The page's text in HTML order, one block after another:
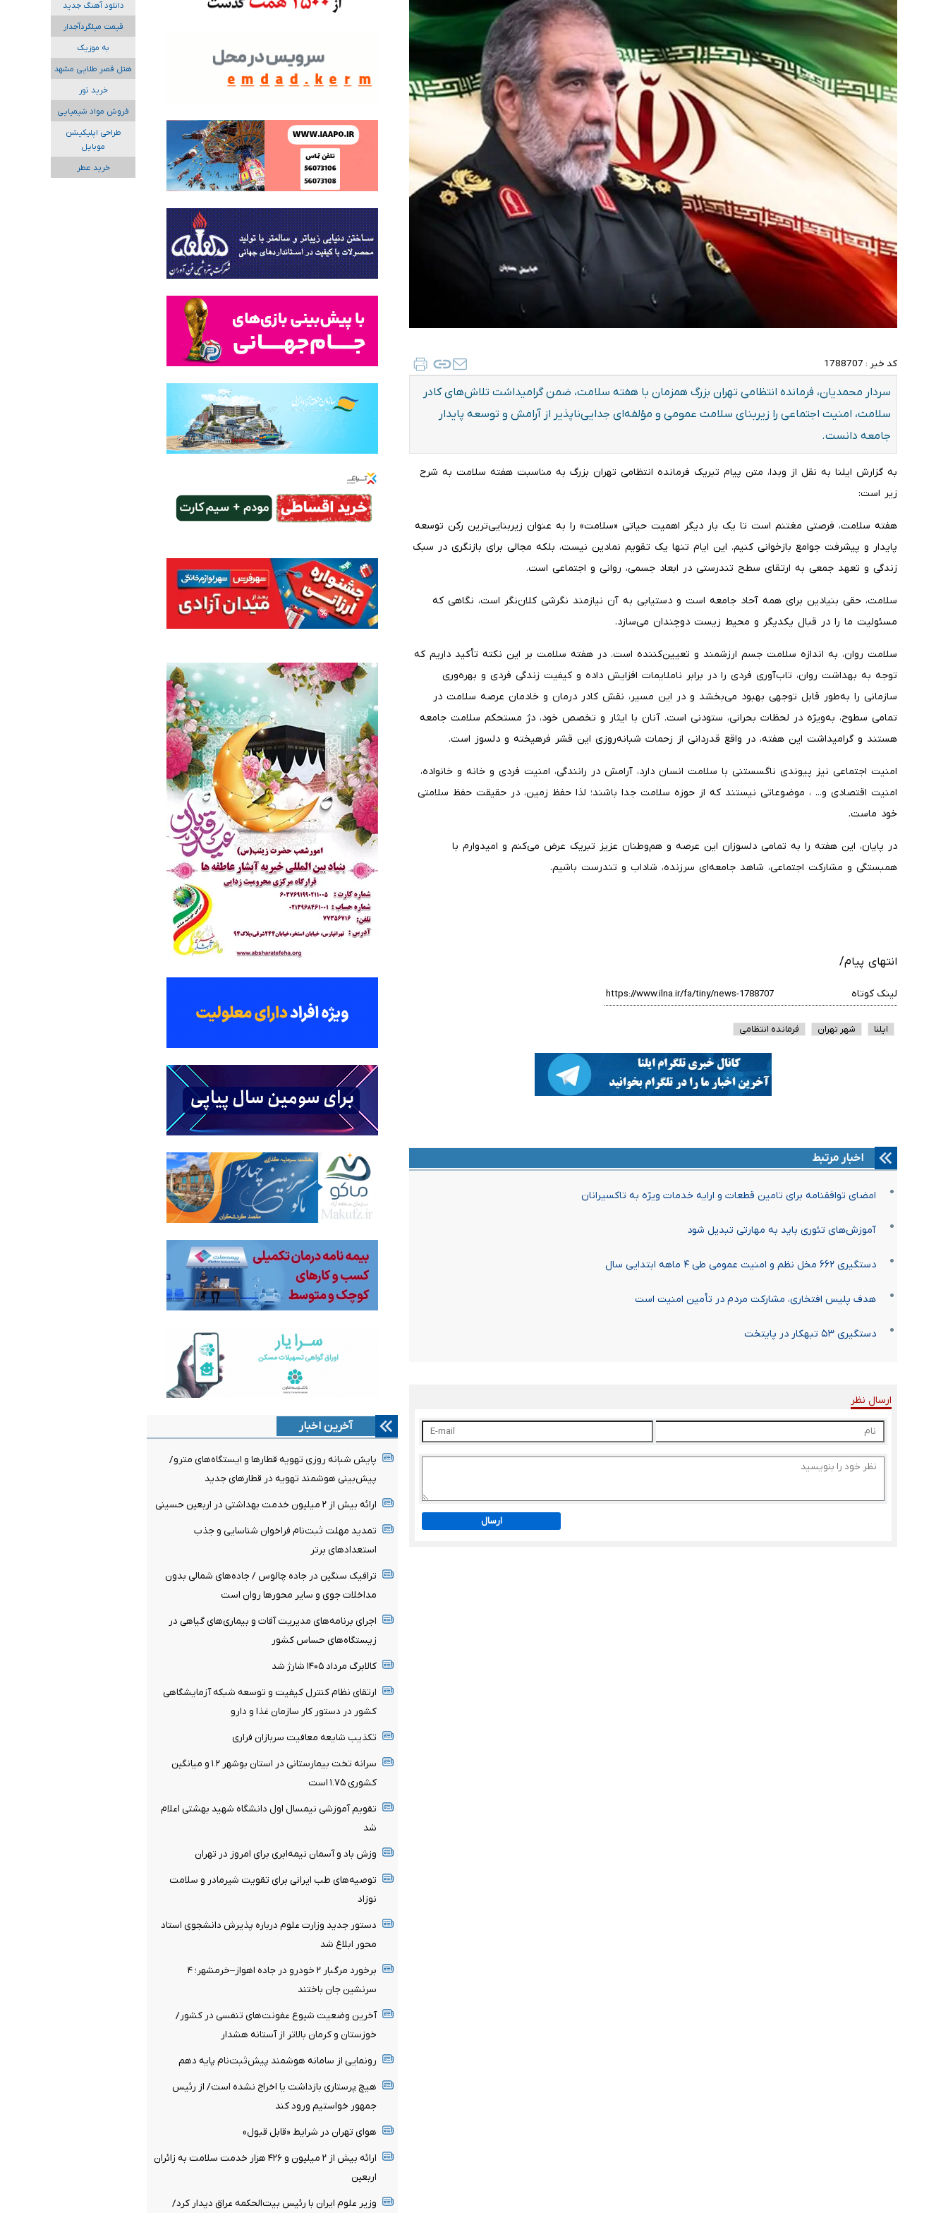
کد خبر : 1788707
سردار محمدیان، فرمانده انتظامی تهران بزرگ همزمان با هفته سلامت، ضمن گرامیداشت تلاش‌های کادر
سلامت، امنیت اجتماعی را زیربنای سلامت عمومی و مؤلفه‌ای جدایی‌ناپذیر از آرامش و توسعه پایدار
جامعه دانست.
به گزارش ایلنا به نقل از وبدا، متن پیام تبریک فرمانده انتظامی تهران بزرگ به مناسبت هفته سلامت به شرح
زیر است:
هفته سلامت، فرصتی مغتنم است تا یک بار دیگر اهمیت حیاتی «سلامت» را به عنوان زیربنایی‌ترین رکن توسعه
پایدار و پیشرفت جوامع بازخوانی کنیم. این ایام تنها یک تقویم نمادین نیست، بلکه مجالی برای بازنگری در سبک
زندگی و تعهد جمعی به ارتقای سطح تندرستی در ابعاد جسمی، روانی و اجتماعی است.
سلامت، حقی بنیادین برای همه آحاد جامعه است و دستیابی به آن نیازمند نگرشی کلان‌نگر است، نگاهی که
مسئولیت ما را در قبال یکدیگر و محیط زیست دوچندان می‌سازد.
سلامت روان، به اندازه سلامت جسم ارزشمند و تعیین‌کننده است. در هفته سلامت بر این نکته تأکید داریم که
توجه به بهداشت روان، تاب‌آوری فردی را در برابر ناملایمات افزایش داده و کیفیت زندگی فردی و بهره‌وری
سازمانی را به‌طور قابل توجهی بهبود می‌بخشد و در این مسیر، نقش کادر درمان و خادمان عرصه سلامت در
تمامی سطوح، به‌ویژه در لحظات بحرانی، ستودنی است. آنان با ایثار و تخصص خود، دژ مستحکم سلامت جامعه
هستند و گرامیداشت این هفته، در واقع قدردانی از زحمات شبانه‌روزی این قشر فرهیخته و دلسوز است.
امنیت اجتماعی نیز پیوندی ناگسستنی با سلامت انسان دارد، آرامش در رانندگی، امنیت فردی و خانه و خانواده،
امنیت اقتصادی و... ، موضوعاتی نیستند که از حوزه سلامت جدا باشند؛ لذا حفظ زمین، در حقیقت حفظ سلامتی
خود ماست.
در پایان، این هفته را به تمامی دلسوزان این عرصه و هم‌وطنان عزیز تبریک عرض می‌کنم و امیدوارم با
همبستگی و مشارکت اجتماعی، شاهد جامعه‌ای سرزنده، شاداب و تندرست باشیم.
انتهای پیام/
لینک کوتاه
ایلنا شهر تهران فرمانده انتظامی
اخبار مرتبط
امضای توافقنامه برای تامین قطعات و ارایه خدمات ویژه به تاکسیرانان
آموزش‌های تئوری باید به مهارتی تبدیل شود
دستگیری ۶۶۲ مخل نظم و امنیت عمومی طی ۴ ماهه ابتدایی سال
هدف پلیس افتخاری، مشارکت مردم در تأمین امنیت است
دستگیری ۵۳ تبهکار در پایتخت
ارسال نظر
ارسال
آخرین اخبار
پایش شبانه روزی تهویه قطارها و ایستگاه‌های مترو/
پیش‌بینی هوشمند تهویه در قطارهای جدید
ارائه بیش از ۲ میلیون خدمت بهداشتی در اربعین حسینی
تمدید مهلت ثبت‌نام فراخوان شناسایی و جذب
استعدادهای برتر
ترافیک سنگین در جاده چالوس / جاده‌های شمالی بدون
مداخلات جوی و سایر محورها روان است
اجرای برنامه‌های مدیریت آفات و بیماری‌های گیاهی در
زیستگاه‌های حساس کشور
کالابرگ مرداد ۱۴۰۵ شارژ شد
ارتقای نظام کنترل کیفیت و توسعه شبکه آزمایشگاهی
کشور در دستور کار سازمان غذا و دارو
تکذیب شایعه معافیت سربازان فراری
سرانه تخت بیمارستانی در استان بوشهر ۱.۲ و میانگین
کشوری ۱.۷۵ است
تقویم آموزشی نیمسال اول دانشگاه شهید بهشتی اعلام
شد
وزش باد و آسمان نیمه‌ابری برای امروز در تهران
توصیه‌های طب ایرانی برای تقویت شیرمادر و سلامت
نوزاد
دستور جدید وزارت علوم درباره پذیرش دانشجوی استاد
محور ابلاغ شد
برخورد مرگبار ۲ خودرو در جاده اهواز–خرمشهر؛ ۴
سرنشین جان باختند
آخرین وضعیت شیوع عفونت‌های تنفسی در کشور/
خوزستان و کرمان بالاتر از آستانه هشدار
رونمایی از سامانه هوشمند پیش‌ثبت‌نام پایه دهم
هیچ پرستاری بازداشت یا اخراج نشده است/ از رئیس
جمهور خواستیم ورود کند
هوای تهران در شرایط «قابل قبول»
ارائه بیش از ۲ میلیون و ۴۲۶ هزار خدمت سلامت به زائران
اربعین
وزیر علوم ایران با رئیس بیت‌الحکمه عراق دیدار کرد/
دانلود آهنگ جدید
قیمت میلگردآجدار
به موزیک
هتل قصر طلایی مشهد
خرید تور
فروش مواد شیمیایی
طراحی اپلیکیشن
موبایل
خرید عطر